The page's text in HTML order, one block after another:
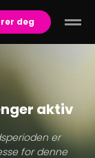
deg
aktiv
er
for denne